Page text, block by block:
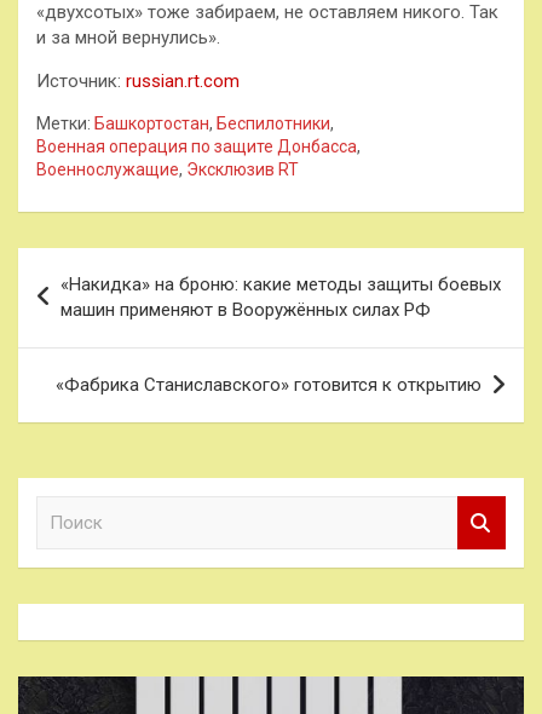
«двухсотых» тоже забираем, не оставляем никого. Так
и за мной вернулись».
Источник: russian.rt.com
Метки: Башкортостан, Беспилотники,
Военная операция по защите Донбасса,
Военнослужащие, Эксклюзив RT
по
записям
«Накидка» на броню: какие методы защиты боевых
машин применяют в Вооружённых силах РФ
«Фабрика Станиславского» готовится к открытию
к